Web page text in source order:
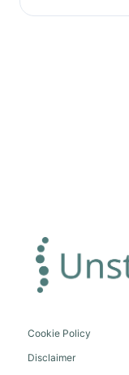
Cookie Policy
Disclaimer